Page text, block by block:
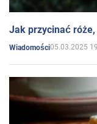
Jak przycinać
Wiadomości05.03.2025